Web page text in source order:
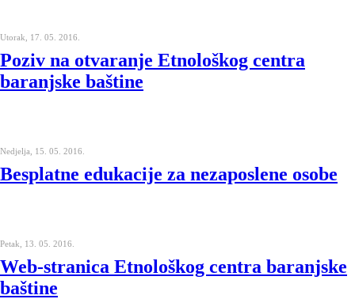
Utorak, 17. 05. 2016.
Poziv na otvaranje Etnološkog centra
baranjske baštine
Nedjelja, 15. 05. 2016.
Besplatne edukacije za nezaposlene osobe
Petak, 13. 05. 2016.
Web-stranica Etnološkog centra baranjske
baštine